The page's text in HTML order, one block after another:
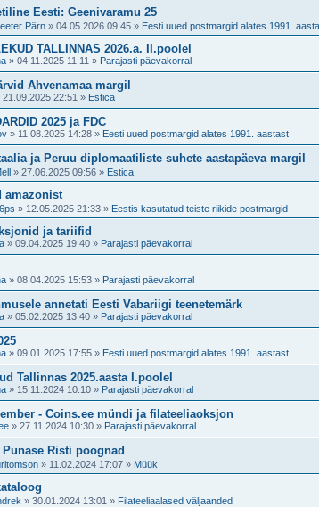
Eesti: Geenivaramu 25
Pärn » 04.05.2026 09:45 » Eesti uued postmargid alates 1991.
TALLINNAS 2026.a. II.poolel
» 04.11.2025 11:11 » Parajasti päevakorral
Ahvenamaa margil
21.09.2025 22:51 » Estica
2025 ja FDC
» 11.08.2025 14:28 » Eesti uued postmargid alates 1991. aastast
ja Peruu diplomaatiliste suhete aastapäeva margil
» 27.06.2025 09:56 » Estica
amazonist
» 12.05.2025 21:33 » Eestis kasutatud teiste riikide postmargid
ja tariifid
» 09.04.2025 19:40 » Parajasti päevakorral
» 08.04.2025 15:53 » Parajasti päevakorral
annetati Eesti Vabariigi teenetemärk
» 05.02.2025 13:40 » Parajasti päevakorral
» 09.01.2025 17:55 » Eesti uued postmargid alates 1991. aastast
Tallinnas 2025.aasta I.poolel
» 15.11.2024 10:10 » Parajasti päevakorral
- Coins.ee mündi ja filateeliaoksjon
» 27.11.2024 10:30 » Parajasti päevakorral
Punase Risti poognad
» 11.02.2024 17:07 » Müük
» 30.01.2024 13:01 » Filateeliaalased väljaanded